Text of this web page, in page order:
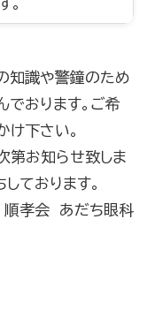
知識や警鐘のため
でおります。ご希
け下さい。
第お知らせ致しま
ております。
順孝会 あだち眼科